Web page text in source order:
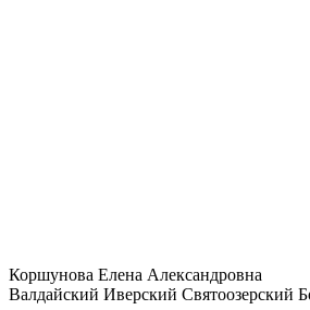
Коршунова Елена Александровна
Валдайский Иверский Святоозерский